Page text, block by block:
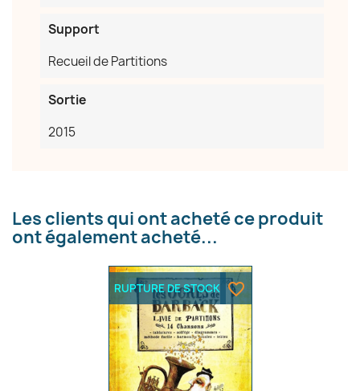
Support
Recueil de Partitions
Sortie
2015
Les clients qui ont acheté ce produit
ont également acheté...
RUPTURE DE STOCK favorite_border
Annuler Créer une liste d'envies